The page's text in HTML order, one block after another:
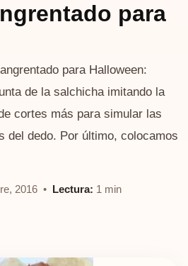
para
para Halloween:
de la salchicha imitando la
cortes más para simular las
del dedo. Por último, colocamos
2016 • Lectura: 1 min